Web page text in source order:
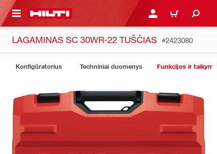
TURINIO PRISIJUNGTI ARBA
PIRKINIŲ
LAGAMINAS SC 30WR-22 TUŠČIAS #2423080
Konfigūratorius Techniniai duomenys Funkcijos ir